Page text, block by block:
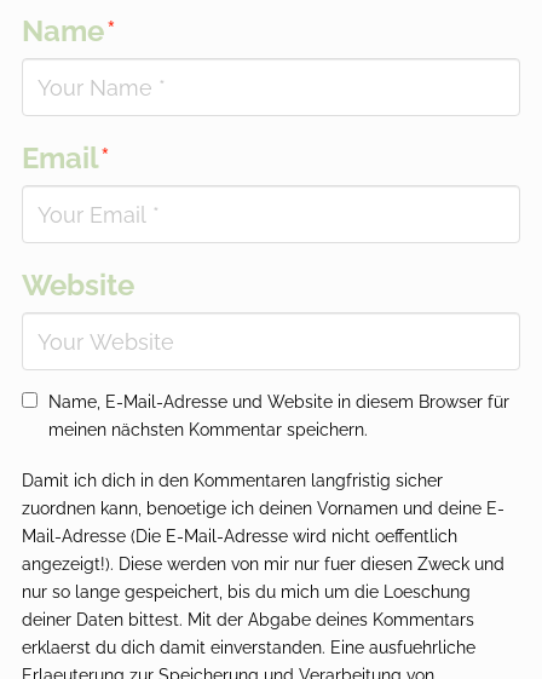
Name*
Email*
Website
Name, E-Mail-Adresse und Website in diesem Browser für
meinen nächsten Kommentar speichern.
Damit ich dich in den Kommentaren langfristig sicher
zuordnen kann, benoetige ich deinen Vornamen und deine E-
Mail-Adresse (Die E-Mail-Adresse wird nicht oeffentlich
angezeigt!). Diese werden von mir nur fuer diesen Zweck und
nur so lange gespeichert, bis du mich um die Loeschung
deiner Daten bittest. Mit der Abgabe deines Kommentars
erklaerst du dich damit einverstanden. Eine ausfuehrliche
Erlaeuterung zur Speicherung und Verarbeitung von